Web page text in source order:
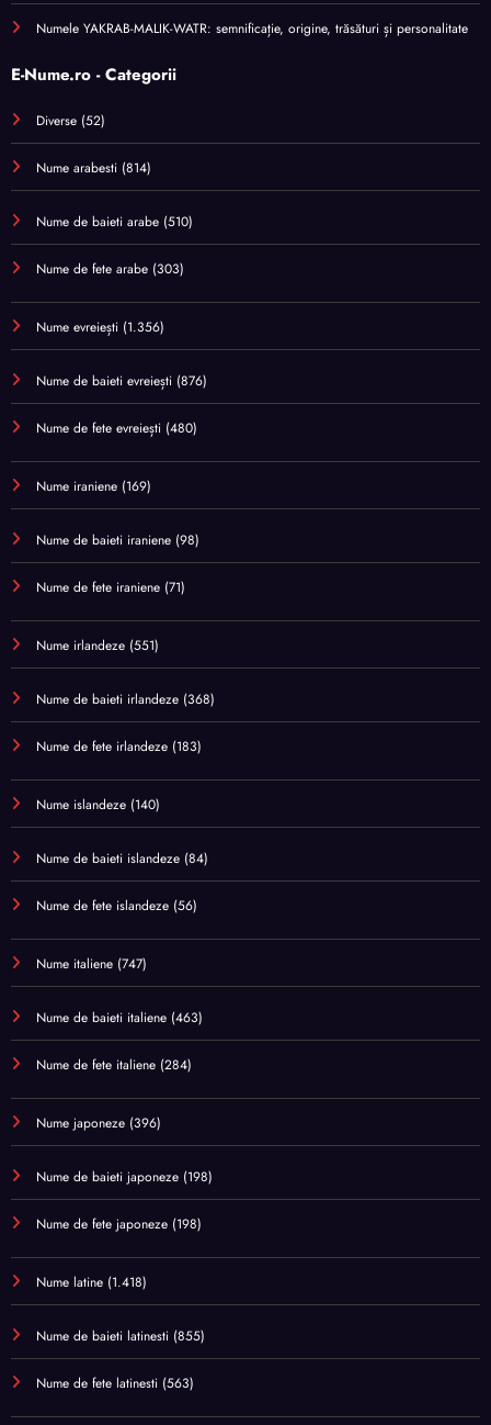
Numele YAKRAB-MALIK-WATR: semnificație, origine, trăsături și personalitate
E-Nume.ro - Categorii
Diverse (52)
Nume arabesti (814)
Nume de baieti arabe (510)
Nume de fete arabe (303)
Nume evreiești (1.356)
Nume de baieti evreiești (876)
Nume de fete evreiești (480)
Nume iraniene (169)
Nume de baieti iraniene (98)
Nume de fete iraniene (71)
Nume irlandeze (551)
Nume de baieti irlandeze (368)
Nume de fete irlandeze (183)
Nume islandeze (140)
Nume de baieti islandeze (84)
Nume de fete islandeze (56)
Nume italiene (747)
Nume de baieti italiene (463)
Nume de fete italiene (284)
Nume japoneze (396)
Nume de baieti japoneze (198)
Nume de fete japoneze (198)
Nume latine (1.418)
Nume de baieti latinesti (855)
Nume de fete latinesti (563)